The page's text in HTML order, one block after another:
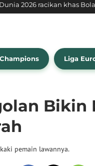
2026 racikan khas
Liga
Bikin
pemain lawannya.